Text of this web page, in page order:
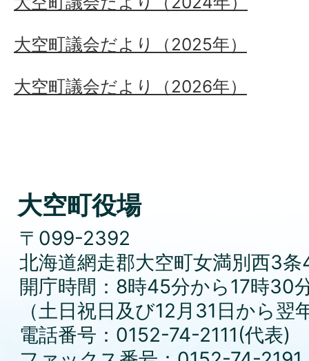
大空町議会だより（2025年）
大空町議会だより（2026年）
大空町役場
〒099-2392
北海道網走郡大空町女満別西3条
開庁時間：8時45分から17時30
（土日祝日及び12月31日から
電話番号：0152-74-2111(代表)